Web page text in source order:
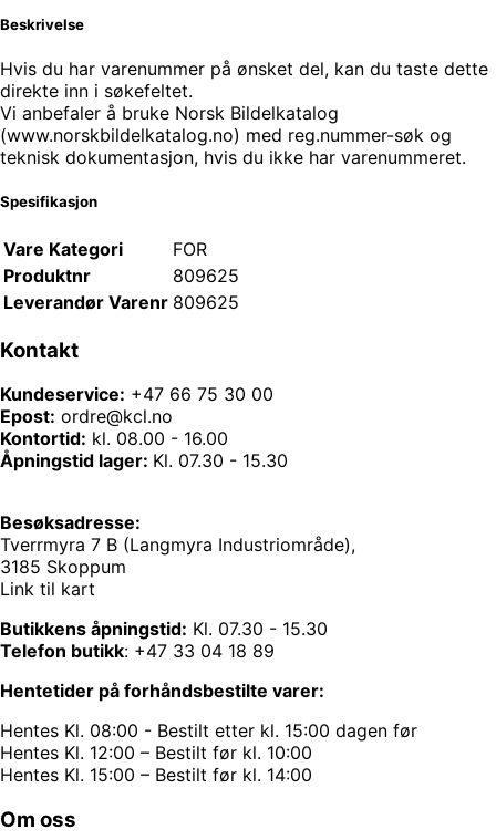
Beskrivelse
Hvis du har varenummer på ønsket del, kan du taste dette
direkte inn i søkefeltet.
Vi anbefaler å bruke Norsk Bildelkatalog
(www.norskbildelkatalog.no) med reg.nummer-søk og
teknisk dokumentasjon, hvis du ikke har varenummeret.
Spesifikasjon
Vare Kategori
FOR
Produktnr
809625
Leverandør Varenr 809625
Kontakt
Kundeservice: +47 66 75 30 00
Epost: ordre@kcl.no
Kontortid: kl. 08.00 - 16.00
Åpningstid lager: Kl. 07.30 - 15.30
Besøksadresse:
Tverrmyra 7 B (Langmyra Industriområde),
3185 Skoppum
Link til kart
Butikkens åpningstid: Kl. 07.30 - 15.30
Telefon butikk: +47 33 04 18 89
Hentetider på forhåndsbestilte varer:
Hentes Kl. 08:00 - Bestilt etter kl. 15:00 dagen før
Hentes Kl. 12:00 – Bestilt før kl. 10:00
Hentes Kl. 15:00 – Bestilt før kl. 14:00
Om oss